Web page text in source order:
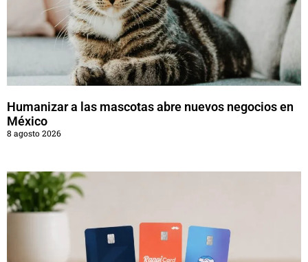
Humanizar a las mascotas abre nuevos negocios en
México
8 agosto 2026